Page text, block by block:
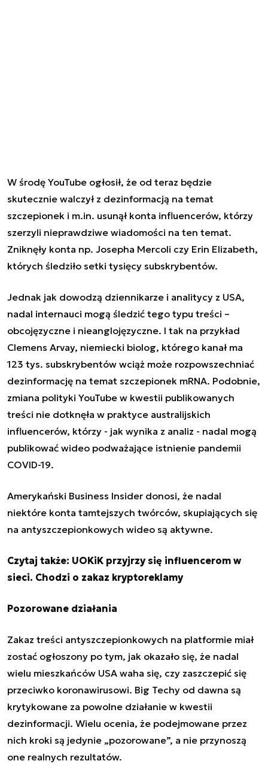
W środę YouTube ogłosił, że od teraz będzie
skutecznie walczył z dezinformacją na temat
szczepionek i m.in. usunął konta influencerów, którzy
szerzyli nieprawdziwe wiadomości na ten temat.
Zniknęły konta np. Josepha Mercoli czy Erin Elizabeth,
których śledziło setki tysięcy subskrybentów.
Jednak jak dowodzą dziennikarze i analitycy z USA,
nadal internauci mogą śledzić tego typu treści –
obcojęzyczne i nieanglojęzyczne. I tak na przykład
Clemens Arvay, niemiecki biolog, którego kanał ma
123 tys. subskrybentów wciąż może rozpowszechniać
dezinformację na temat szczepionek mRNA. Podobnie,
zmiana polityki YouTube w kwestii publikowanych
treści nie dotknęła w praktyce australijskich
influencerów, którzy - jak wynika z analiz - nadal mogą
publikować wideo podważające istnienie pandemii
COVID-19.
Amerykański Business Insider donosi, że nadal
niektóre konta tamtejszych twórców, skupiających się
na antyszczepionkowych wideo są aktywne.
Czytaj także: UOKiK przyjrzy się influencerom w
sieci. Chodzi o zakaz kryptoreklamy
Pozorowane działania
Zakaz treści antyszczepionkowych na platformie miał
zostać ogłoszony po tym, jak okazało się, że nadal
wielu mieszkańców USA waha się, czy zaszczepić się
przeciwko koronawirusowi. Big Techy od dawna są
krytykowane za powolne działanie w kwestii
dezinformacji. Wielu ocenia, że podejmowane przez
nich kroki są jedynie „pozorowane”, a nie przynoszą
one realnych rezultatów.